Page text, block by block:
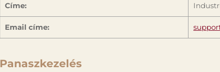
Címe:
Email címe:
Panaszkezelés